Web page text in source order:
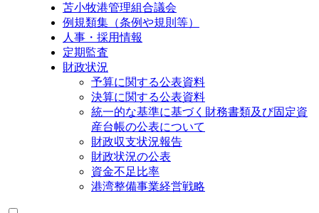
苫小牧港管理組合議会
例規類集（条例や規則等）
人事・採用情報
定期監査
財政状況
予算に関する公表資料
決算に関する公表資料
統一的な基準に基づく財務書類及び固定資
産台帳の公表について
財政収支状況報告
財政状況の公表
資金不足比率
港湾整備事業経営戦略